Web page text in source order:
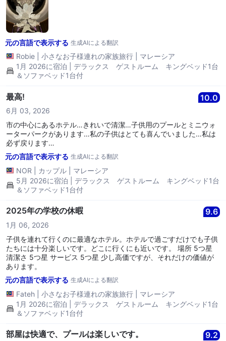
できる感じでした。 特に印象的だったのは施設です。プールエリア
は美しく手入れが行き届いていて、リラックスしたり家族と過ごし
たりするのに最適です。ジムもクイックワークアウトに十分な設備
が整っています。 朝食もプラスでした — 地元の料理と国際的な選
択肢が豊富で、新鮮で美味しかったです。すべてがよく整理されて
いて、混雑する時間帯でもダイニングエリアは快適でした。 全体的
に、短いですが非常に満足のいく滞在でした。レナサンスKLは短い
休暇、家族でのステイケーション、またはビジネス旅行に最適で
す。素晴らしいサービス、快適さ、ロケーション。ぜひまた来たい
サービス：10/10 とてもおすすめです！✨🏨
元の言語で表示する 生成AIによる翻訳
Robie 小さなお子様連れの家族旅行
マレーシア
1月 2026に宿泊 | デラックス ゲストルーム キングベッド1台
＆ソファベッド1台付
最高! 10.0
6月 03, 2026
市の中心にあるホテル…きれいで清潔…子供用のプールとミニウォ
ーターパークがあります…私の子供はとても喜んでいました…私は
必ず戻ります…
元の言語で表示する 生成AIによる翻訳
NOR カップル
マレーシア
5月 2026に宿泊 | デラックス ゲストルーム キングベッド1台
＆ソファベッド1台付
2025年の学校の休暇 9.6
1月 06, 2026
子供を連れて行くのに最適なホテル。ホテルで過ごすだけでも子供
たちには十分楽しいです。どこに行くにも近いです。 場所 5つ星
清潔さ 5つ星 サービス 5つ星 少し高価ですが、それだけの価値が
あります。
元の言語で表示する 生成AIによる翻訳
Fateh 小さなお子様連れの家族旅行
マレーシア
1月 2026に宿泊 | デラックス ゲストルーム キングベッド1台
＆ソファベッド1台付
部屋は快適で、プールは楽しいです。 9.2